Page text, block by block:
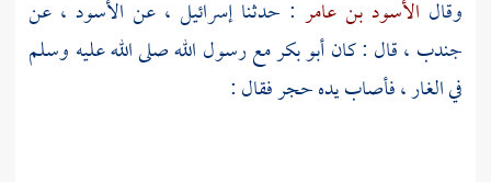
وقال الأسود بن عامر : حدثناإسرائيل ، عن الأسود ، عن
جندب ،قال : كانأبو بكرمع رسول الله صلى الله عليه وسلم
في الغار ، فأصاب يده حجر فقال :